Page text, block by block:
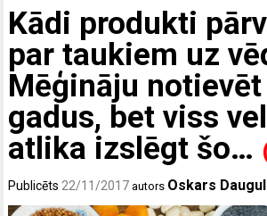
Kādi produkti
par taukiem uz
Mēģināju
gadus, bet viss
atlika izslēgt šo…
Publicēts 22/11/2017 autors Oskars